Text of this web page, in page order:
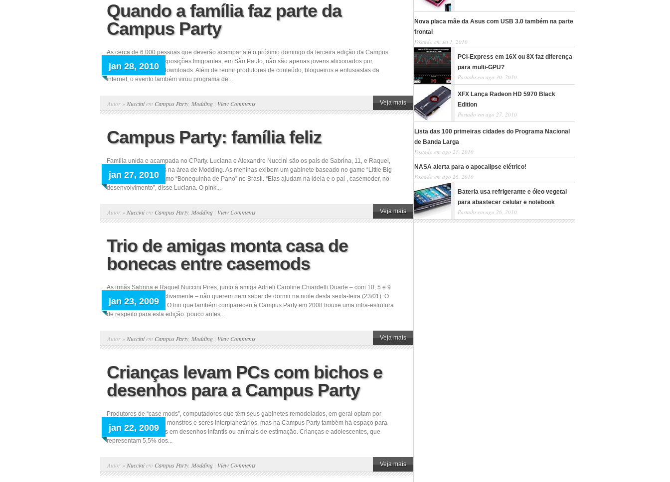
Quando a família faz parte da
Campus Party
jan 28, 2010
As cerca de 6.000 pessoas que deverão acampar até o próximo domingo da terceira edição da Campus
Party, no Centro de Exposições Imigrantes, em São Paulo, não são apenas jovens aficionados por
tecnologia, games e downloads. Além de reunir produtores de conteúdo, blogueiros e entusiastas da
internet, o evento também virou programa de...
Autor »Nucciniem Campus Party Modding | View Comments Veja mais
Campus Party: família feliz
jan 27, 2010
Família unida e acampada no CParty. Luciana e Alexandre Nuccini são os pais de Sabrina, 11, e Raquel,
6, todos concentrados na área de Modding. As meninas exibem um gabinete baseado no game “Little Big
Planet”, conhecido como “Bonequinha de Pano” no Brasil. “Elas ajudam na ideia e o pai , casemoder, no
desenvolvimento”, disse Luciana. O pink...
Autor »Nucciniem Campus Party Modding | View Comments Veja mais
Trio de amigas monta casa de
bonecas entre casemods
jan 23, 2009
As irmãs Sabrina e Raquel Nuccini Pires, junto à amiga Adrieli Caroline Chiardelli Duarte – com 10, 5 e 9
anos de idade, respectivamente – não querem nem saber de dormir na noite desta sexta-feira (23/01). O
motivo? Muito a fazer. O trio que também compareceu à Campus Party em 2008 trouxe uma infra-estrutura
de respeito para esta edição: pouco antes...
Autor »Nucciniem Campus Party Modding | View Comments Veja mais
Crianças levam PCs com bichos e
desenhos para a Campus Party
jan 22, 2009
Produtores de “case mods”, computadores que têm seus gabinetes remodelados, em geral optam por
desenhos “dark”, com monstros e seres interplanetários, mas na Campus Party também há espaço para
PCs “fofos”, inspirados em desenhos infantis ou animais de estimação. Crianças e adolescentes, que
representam 5,5% dos...
Autor »Nucciniem Campus Party Modding | View Comments Veja mais
Nova placa mãe da Asus com USB 3.0 também na parte
frontal
Postado em set 1, 2010
PCI-Express em 16X ou 8X faz diferença
para multi-GPU?
Postado em ago 30, 2010
XFX Lança Radeon HD 5970 Black
Edition
Postado em ago 27, 2010
Lista das 100 primeiras cidades do Programa Nacional
de Banda Larga
Postado em ago 27, 2010
NASA alerta para o apocalipse elétrico!
Postado em ago 26, 2010
Bateria usa refrigerante e óleo vegetal
para abastecer celular e notebook
Postado em ago 26, 2010